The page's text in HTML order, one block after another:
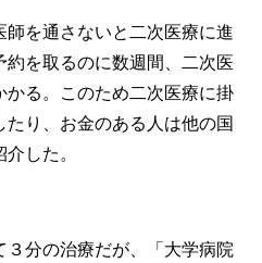
師を通さないと二次医療に進
を取るのに数週間、二次医
かる。このため二次医療に掛
り、お金のある人は他の国
した。
３分の治療だが、「大学病院